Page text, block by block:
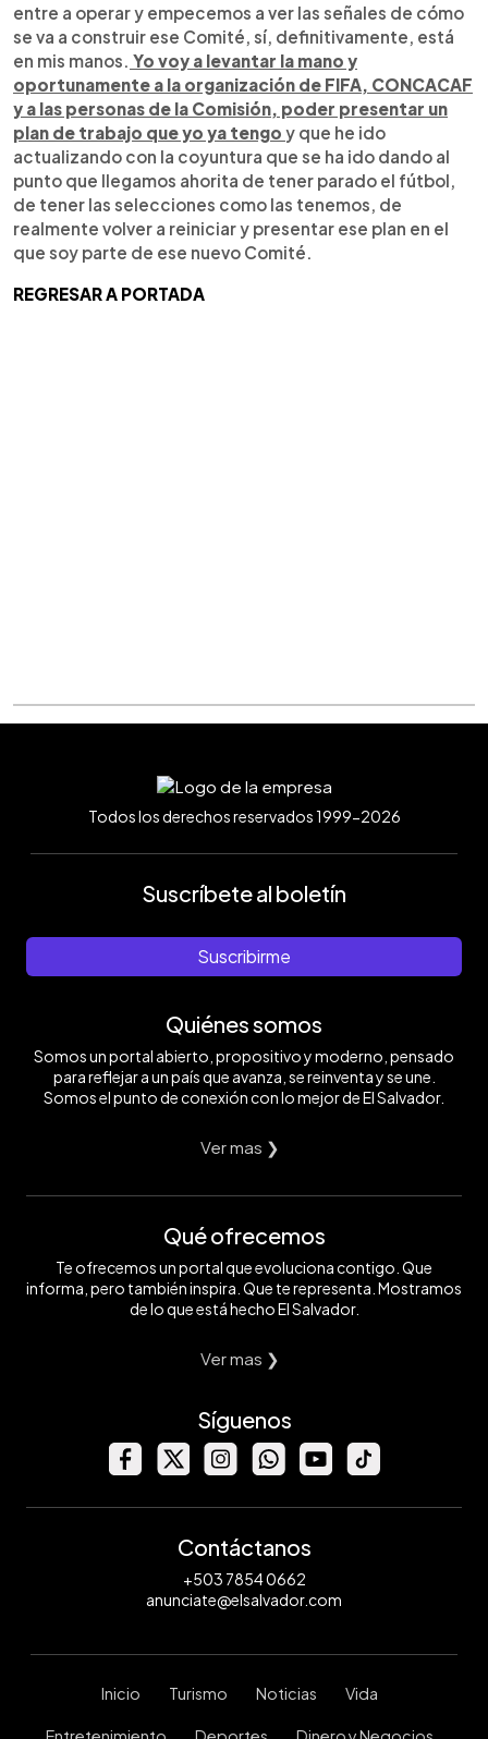
entre a operar y empecemos a ver las señales de cómo
se va a construir ese Comité, sí, definitivamente, está
en mis manos. Yo voy a levantar la mano y
oportunamente a la organización de FIFA, CONCACAF
y a las personas de la Comisión, poder presentar un
plan de trabajo que yo ya tengo y que he ido
actualizando con la coyuntura que se ha ido dando al
punto que llegamos ahorita de tener parado el fútbol,
de tener las selecciones como las tenemos, de
realmente volver a reiniciar y presentar ese plan en el
que soy parte de ese nuevo Comité.
REGRESAR A PORTADA
Todos los derechos reservados 1999-2026
Suscríbete al boletín
Suscribirme
Quiénes somos
Somos un portal abierto, propositivo y moderno, pensado
para reflejar a un país que avanza, se reinventa y se une.
Somos el punto de conexión con lo mejor de El Salvador.
Ver mas ❯
Qué ofrecemos
Te ofrecemos un portal que evoluciona contigo. Que
informa, pero también inspira. Que te representa. Mostramos
de lo que está hecho El Salvador.
Ver mas ❯
Síguenos
Contáctanos
+503 7854 0662
anunciate@elsalvador.com
Inicio Turismo Noticias Vida